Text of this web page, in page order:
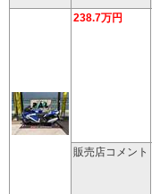
238.7万円
販売店コメント